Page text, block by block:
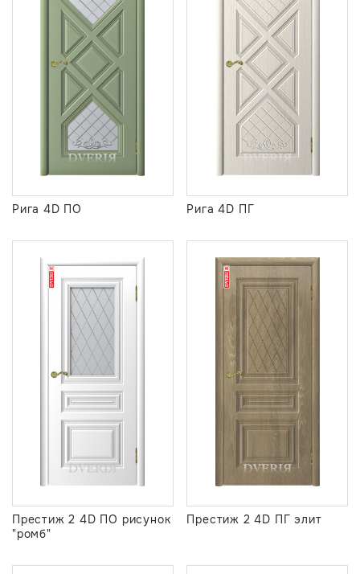
Рига 4D ПО Рига 4D ПГ
Престиж 2 4D ПО рисунок
"ромб"
Престиж 2 4D ПГ элит